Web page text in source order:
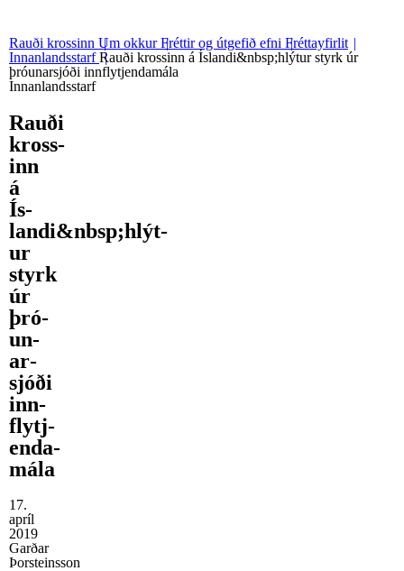
Rauði krossinn Um okkurFréttir og útgefið efni Fréttayfirlit
InnanlandsstarfRauði krossinn á Íslandi&nbsp;hlýtur styrk úr
þróunarsjóði innflytjendamála
Innanlandsstarf
Rauði
kross­
inn
á
Ís­
landi&nbsp;hlýt­
ur
styrk
úr
þró­
un­
ar­
sjóði
inn­
flytj­
enda­
mála
17.
apríl
2019
Garðar
Þorsteinsson